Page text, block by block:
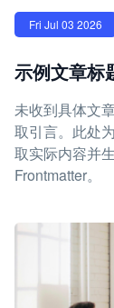
Fri Jul 03 2026
示例文章标
未收到具体文
取引言。此处
取实际内容并
Frontmatter。